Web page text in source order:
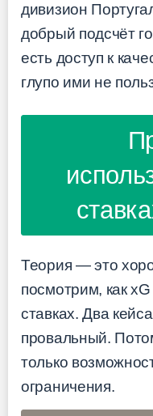
дивизион
добрый подсчёт
есть доступ к
глупо ими не
Теория — это
посмотрим, как
ставках. Два
провальный.
только
ограничения.